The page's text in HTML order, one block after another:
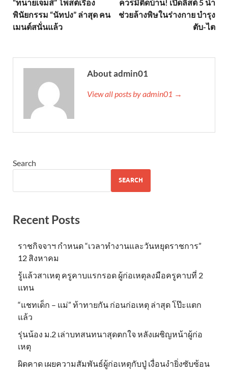
“ทนายเจมส์” โพสต์เรื่อง
พินัยกรรม “นัทปง” ล่าสุด คน
เมนต์สนั่นแล้ว
ควรมีติดบ้าน! เปิดลิสต์ 5 น้ำ
ช่วยล้างพิษในร่างกาย บำรุง
ตับ-ไต
About admin01
View all posts by admin01 →
Search
SEARCH
Recent Posts
ราชกิจจาฯ กำหนด “เวลาทำงานและวันหยุดราชการ”
12 สิงหาคม
รู้แล้วสาเหตุ ครูคาบแรกรอด ผู้ก่อเหตุลงมือครูคาบที่ 2
แทน
“แชทเด็ก – แม่” ท้าทายกัน ก่อนก่อเหตุ ล่าสุด โป๊ะแตก
แล้ว
รุ่นน้อง ม.2 เล่าบทสนทนาสุดตกใจ หลังเผชิญหน้าผู้ก่อ
เหตุ
ผิดคาด เผยความสัมพันธ์ผู้ก่อเหตุกับปู่ เงื่อนงำยิ่งซับซ้อน